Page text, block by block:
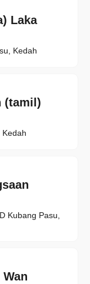
Laka
Kedah
(tamil)
Kedah
Kubang Pasu,